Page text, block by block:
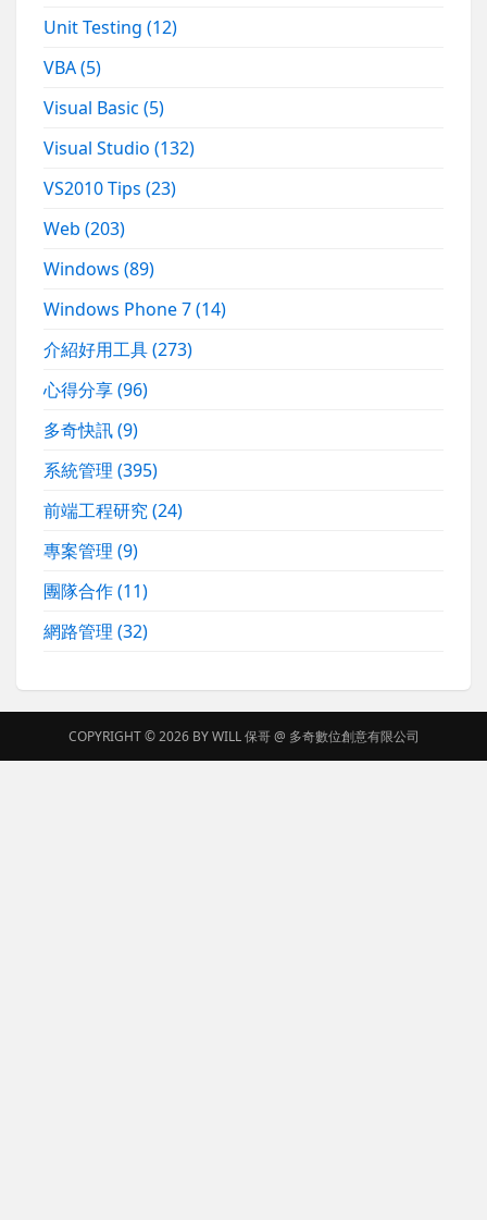
Unit Testing(12)
VBA(5)
Visual Basic(5)
Visual Studio(132)
VS2010 Tips(23)
Web(203)
Windows(89)
Windows Phone 7(14)
介紹好用工具(273)
心得分享(96)
多奇快訊(9)
系統管理(395)
前端工程研究(24)
專案管理(9)
團隊合作(11)
網路管理(32)
COPYRIGHT © 2026 BYWILL 保哥@ 多奇數位創意有限公司